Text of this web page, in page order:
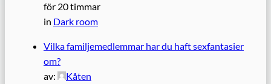
för 20 timmar
in Dark room
Vilka familjemedlemmar har du haft sexfantasier
om?
av:
Kåten